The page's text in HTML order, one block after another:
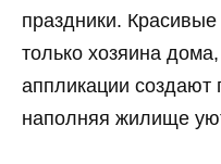
праздники.
только хозяина
аппликации создают
наполняя жилище